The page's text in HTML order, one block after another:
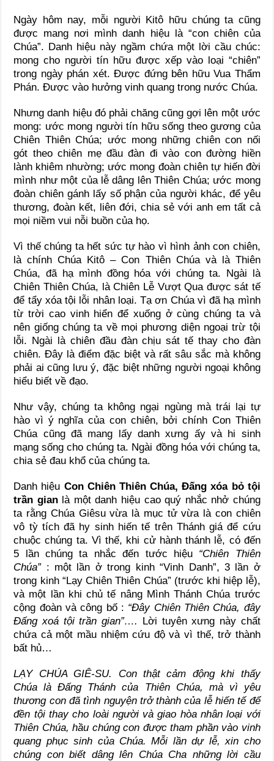
Ngày hôm nay, mỗi người Kitô hữu chúng ta cũng
được mang nơi mình danh hiệu là “con chiên của
Chúa”. Danh hiệu này ngầm chứa một lời cầu chúc:
mong cho người tín hữu được xếp vào loại “chiên”
trong ngày phán xét. Ðược đứng bên hữu Vua Thẩm
Phán. Ðược vào hưởng vinh quang trong nước Chúa.
Nhưng danh hiệu đó phải chăng cũng gợi lên một ước
mong: ước mong người tín hữu sống theo gương của
Chiên Thiên Chúa; ước mong những chiên con nối
gót theo chiên mẹ đầu đàn đi vào con đường hiền
lành khiêm nhường; ước mong đoàn chiên tự hiến đời
mình như một của lễ dâng lên Thiên Chúa; ước mong
đoàn chiên gánh lấy số phận của người khác, để yêu
thương, đoàn kết, liên đới, chia sẻ với anh em tất cả
mọi niềm vui nỗi buồn của họ.
Vì thế chúng ta hết sức tự hào vì hình ảnh con chiên,
là chính Chúa Kitô – Con Thiên Chúa và là Thiên
Chúa, đã hạ mình đồng hóa với chúng ta. Ngài là
Chiên Thiên Chúa, là Chiên Lễ Vượt Qua được sát tế
để tẩy xóa tội lỗi nhân loại. Tạ ơn Chúa vì đã hạ mình
từ trời cao vinh hiển để xuống ở cùng chúng ta và
nên giống chúng ta về mọi phương diện ngoại trừ tội
lỗi. Ngài là chiên đầu đàn chịu sát tế thay cho đàn
chiên. Đây là điểm đặc biệt và rất sâu sắc mà không
phải ai cũng lưu ý, đặc biệt những người ngoại không
hiểu biết về đạo.
Như vậy, chúng ta không ngại ngùng mà trái lại tự
hào vì ý nghĩa của con chiên, bởi chính Con Thiên
Chúa cũng đã mang lấy danh xưng ấy và hi sinh
mạng sống cho chúng ta. Ngài đồng hóa với chúng ta,
chia sẻ đau khổ của chúng ta.
Danh hiệu Con Chiên Thiên Chúa, Đấng xóa bỏ tội
trần gianlà một danh hiệu cao quý nhắc nhở chúng
ta rằng Chúa Giêsu vừa là mục tử vừa là con chiên
vô tỳ tích đã hy sinh hiến tế trên Thánh giá để cứu
chuộc chúng ta. Vì thế, khi cử hành thánh lễ, có đến
5 lần chúng ta nhắc đến tước hiệu “Chiên Thiên
Chúa”: một lần ở trong kinh “Vinh Danh”, 3 lần ở
trong kinh “Lạy Chiên Thiên Chúa” (trước khi hiệp lễ),
và một lần khi chủ tế nâng Mình Thánh Chúa trước
cộng đoàn và công bố : “Đây Chiên Thiên Chúa, đây
Đấng xoá tội trần gian”…. Lời tuyên xưng này chất
chứa cả một mầu nhiệm cứu độ và vì thế, trở thành
bất hủ…
LẠY CHÚA GIÊ-SU. Con thật cảm động khi thấy
Chúa là Đấng Thánh của Thiên Chúa, mà vì yêu
thương con đã tình nguyện trở thành của lễ hiến tế để
đền tội thay cho loài người và giao hòa nhân loại với
Thiên Chúa, hầu chúng con được tham phần vào vinh
quang phục sinh của Chúa. Mỗi lần dự lễ, xin cho
chúng con biết dâng lên Chúa Cha những lời cầu